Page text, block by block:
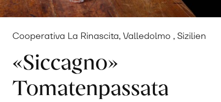
Cooperativa La Rinascita, Valledolmo , Sizilien
«Siccagno»
Tomatenpassata